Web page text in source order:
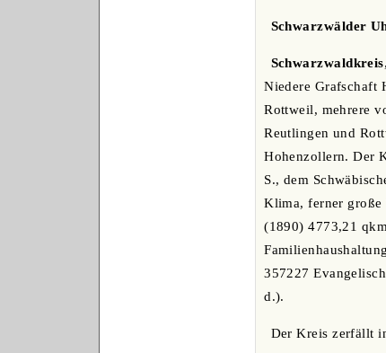
Schwarzwälder
Schwarzwaldkreis
Niedere Grafschaft
Rottweil, mehrere
Reutlingen und
Hohenzollern. Der
S., dem
Klima, ferner große
(1890) 4773,21
357227
d.).
Der Kreis zerfällt